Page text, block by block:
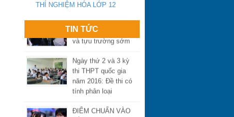
THÍ NGHIỆM HÓA LỚP 12
TIN TỨC
dạy thêm, học thêm
và tựu trường sớm
thi THPT quốc gia
năm 2016: Đề thi có
tính phân loại
LỚP 10 THPT